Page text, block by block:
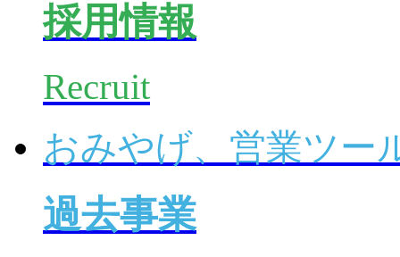
採用情報
Recruit
おみやげ、営業ツー
過去事業